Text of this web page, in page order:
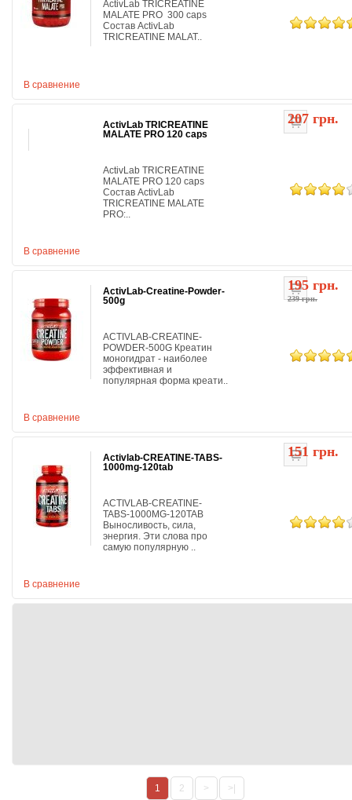
В сравнение
ActivLab TRICREATINE
MALATE PRO 300 caps
Состав ActivLab
TRICREATINE MALAT..
207 грн.
В сравнение
ActivLab TRICREATINE
MALATE PRO 120 caps
ActivLab TRICREATINE
MALATE PRO 120 caps
Состав ActivLab
TRICREATINE MALATE
PRO:..
239 грн.
195 грн.
В сравнение
ActivLab-Creatine-Powder-
500g
ACTIVLAB-CREATINE-
POWDER-500G Креатин
моногидрат - наиболее
эффективная и
популярная форма креати..
151 грн.
В сравнение
Activlab-CREATINE-TABS-
1000mg-120tab
ACTIVLAB-CREATINE-
TABS-1000MG-120TAB
Выносливость, сила,
энергия. Эти слова про
самую популярную ..
1 2 > >|